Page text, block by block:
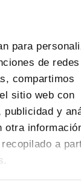
para
de redes
compartimos
sitio web con
publicidad y
otra
a